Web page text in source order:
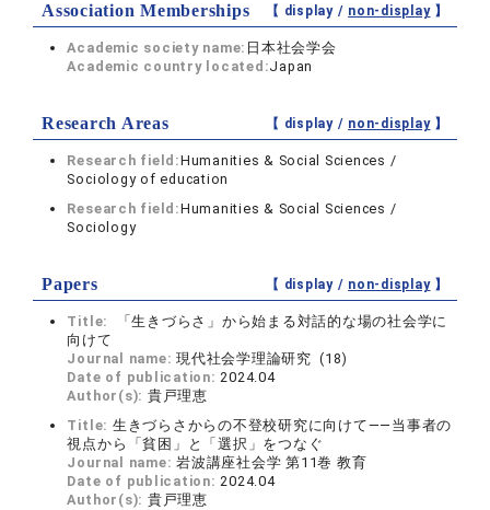
Association Memberships 【 display / non-display】
Academic society name: 日本社会学会
Academic country located:Japan
Research Areas 【 display / non-display】
Research field:Humanities & Social Sciences /
Sociology of education
Research field:Humanities & Social Sciences /
Sociology
Papers 【 display / non-display】
Title:
「生きづらさ」から始まる対話的な場の社会学に
向けて
Journal name:現代社会学理論研究 (18)
Date of publication:2024.04
Author(s): 貴戸理恵
Title: 生きづらさからの不登校研究に向けて――当事者の
視点から「貧困」と「選択」をつなぐ
Journal name:岩波講座社会学 第11巻 教育
Date of publication:2024.04
Author(s): 貴戸理恵